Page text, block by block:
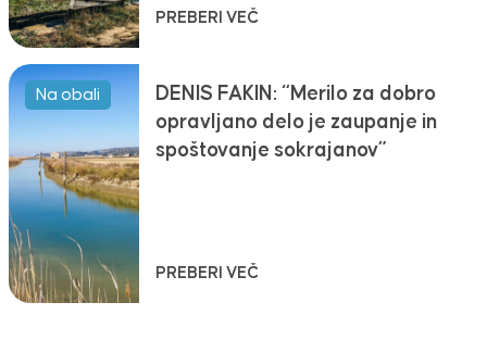
PREBERI VEČ
Na obali
DENIS FAKIN: “Merilo za dobro
opravljano delo je zaupanje in
spoštovanje sokrajanov”
PREBERI VEČ